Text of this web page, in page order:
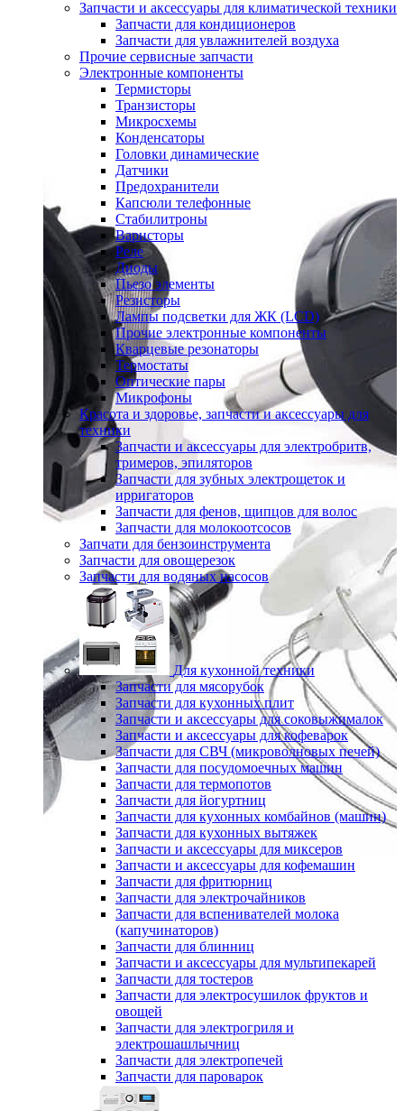
Запчасти и аксессуары для климатической техники
Запчасти для кондиционеров
Запчасти для увлажнителей воздуха
Прочие сервисные запчасти
Электронные компоненты
Термисторы
Транзисторы
Микросхемы
Конденсаторы
Головки динамические
Датчики
Предохранители
Капсюли телефонные
Стабилитроны
Варисторы
Реле
Диоды
Пьезо элементы
Резисторы
Лампы подсветки для ЖК (LCD)
Прочие электронные компоненты
Кварцевые резонаторы
Термостаты
Оптические пары
Микрофоны
Красота и здоровье, запчасти и аксессуары для
техники
Запчасти и аксессуары для электробритв,
тримеров, эпиляторов
Запчасти для зубных электрощеток и
ирригаторов
Запчасти для фенов, щипцов для волос
Запчасти для молокоотсосов
Запчати для бензоинструмента
Запчасти для овощерезок
Запчасти для водяных насосов
Для кухонной техники
Запчасти для мясорубок
Запчасти для кухонных плит
Запчасти и аксессуары для соковыжималок
Запчасти и аксессуары для кофеварок
Запчасти для СВЧ (микроволновых печей)
Запчасти для посудомоечных машин
Запчасти для термопотов
Запчасти для йогуртниц
Запчасти для кухонных комбайнов (машин)
Запчасти для кухонных вытяжек
Запчасти и аксессуары для миксеров
Запчасти и аксессуары для кофемашин
Запчасти для фритюрниц
Запчасти для электрочайников
Запчасти для вспенивателей молока
(капучинаторов)
Запчасти для блинниц
Запчасти и аксессуары для мультипекарей
Запчасти для тостеров
Запчасти для электросушилок фруктов и
овощей
Запчасти для электрогриля и
электрошашлычниц
Запчасти для электропечей
Запчасти для пароварок